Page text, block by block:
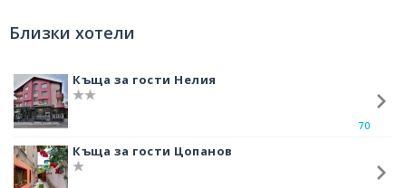
разнообразие от лечебни процедури с минерална вода и масажи,
които действат много оздравително. Около града има и уникални
Тук е и най-голямото карстово езеро в цяла България. Нарича се
Клептуза и се намира до Чепинската река, близо до пътя за
невероятния язовир
цялата местност около него са признати за защитена територия. В
наши дни Клептуза е един от символите на Велинград. Част от водата,
която се стича и образува езерото, се използва за водоснабдителната
мрежа на Велинград.
Близки хотели
Къща за гости Нелия
70
Къща за гости Цопанов